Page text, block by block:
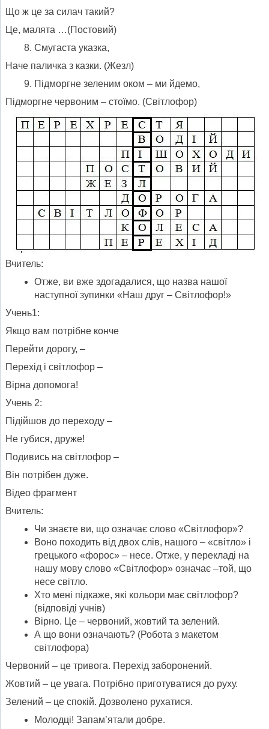
Що ж це за силач такий?
Це, малята …(Постовий)
Смугаста указка,
Наче паличка з казки. (Жезл)
Підморгне зеленим оком – ми йдемо,
Підморгне червоним – стоїмо. (Світлофор)
Вчитель:
Отже, ви вже здогадалися, що назва нашої
наступної зупинки «Наш друг – Світлофор!»
Учень1:
Якщо вам потрібне конче
Перейти дорогу, –
Перехід і світлофор –
Вірна допомога!
Учень 2:
Підійшов до переходу –
Не губися, друже!
Подивись на світлофор –
Він потрібен дуже.
Відео фрагмент
Вчитель:
Чи знаєте ви, що означає слово «Світлофор»?
Воно походить від двох слів, нашого – «світло» і
грецького «форос» – несе. Отже, у перекладі на
нашу мову слово «Світлофор» означає –той, що
несе світло.
Хто мені підкаже, які кольори має світлофор?
(відповіді учнів)
Вірно. Це – червоний, жовтий та зелений.
А що вони означають? (Робота з макетом
світлофора)
Червоний – це тривога. Перехід заборонений.
Жовтий – це увага. Потрібно приготуватися до руху.
Зелений – це спокій. Дозволено рухатися.
Молодці! Запам’ятали добре.